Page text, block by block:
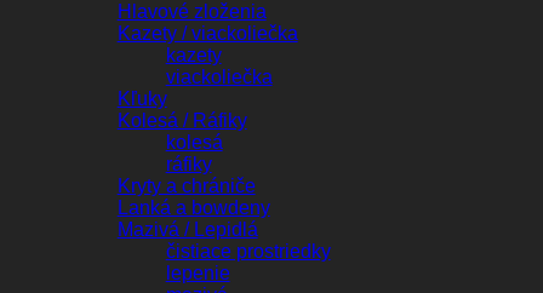
Hlavové zloženia
Kazety / viackoliečka
kazety
viackoliečka
Kľuky
Kolesá / Ráfiky
kolesá
ráfiky
Kryty a chrániče
Lanká a bowdeny
Mazivá / Lepidlá
čistiace prostriedky
lepenie